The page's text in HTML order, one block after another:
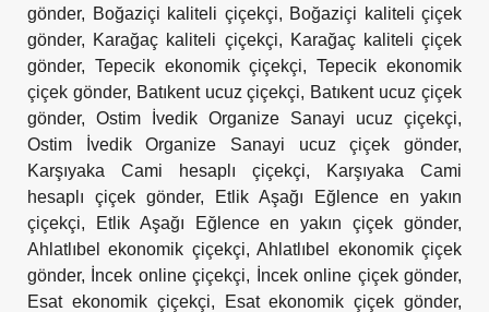
gönder, Boğaziçi kaliteli çiçekçi, Boğaziçi kaliteli çiçek
gönder, Karağaç kaliteli çiçekçi, Karağaç kaliteli çiçek
gönder, Tepecik ekonomik çiçekçi,Tepecik ekonomik
çiçek gönder, Batıkent ucuz çiçekçi, Batıkent ucuz çiçek
gönder, Ostim İvedik Organize Sanayi ucuz çiçekçi,
Ostim İvedik Organize Sanayi ucuz çiçek gönder,
Karşıyaka Cami hesaplı çiçekçi,
Karşıyaka Cami
hesaplı çiçek gönder,
Etlik Aşağı Eğlence en yakın
çiçekçi, Etlik Aşağı Eğlence en yakın çiçek gönder,
Ahlatlıbel ekonomik çiçekçi,Ahlatlıbel ekonomik çiçek
gönder, İncek online çiçekçi, İncek online çiçek gönder,
Esat ekonomik çiçekçi, Esat ekonomik çiçek gönder,